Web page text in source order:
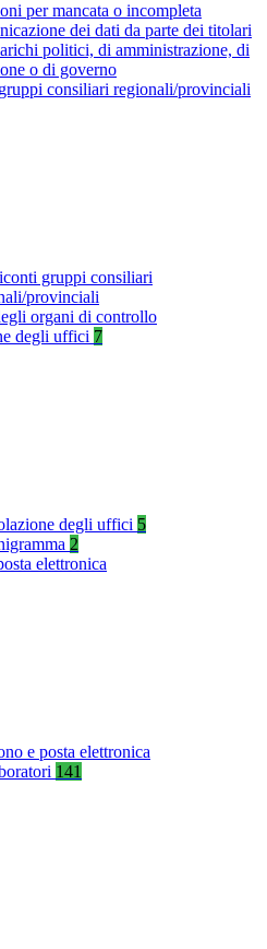
per mancata o incompleta
dei dati da parte dei titolari
politici, di amministrazione, di
o di governo
consiliari regionali/provinciali
gruppi consiliari
provinciali
organi di controllo
degli uffici 7
degli uffici 5
2
elettronica
e posta elettronica
141